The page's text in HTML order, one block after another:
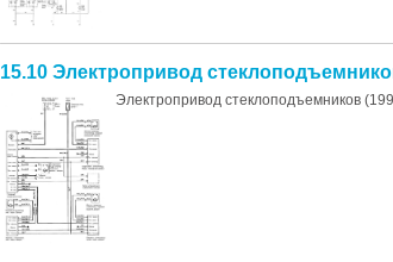
15.10 Электропривод
Электропривод стеклоподъемников